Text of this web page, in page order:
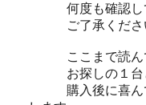
何度も確認して
ご了承くださ
ここまで読んで
お探しの１台と
購入後に喜んで